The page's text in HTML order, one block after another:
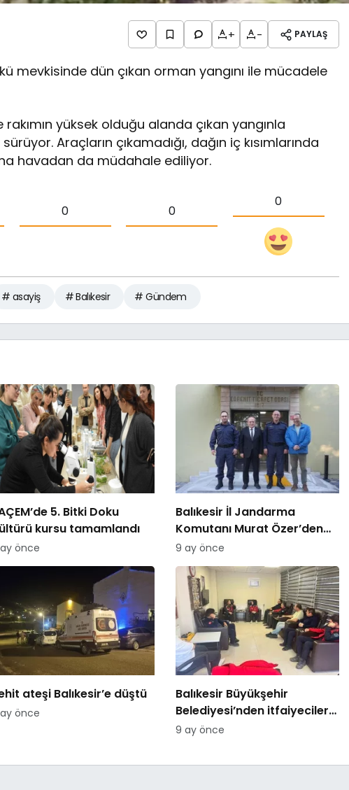
+ - PAYLAŞ
mevkisinde dün çıkan orman yangını ile mücadele
yüksek olduğu alanda çıkan yangınla
Araçların çıkamadığı, dağın iç kısımlarında
havadan da müdahale ediliyor.
0 0
0
# asayiş # Balıkesir # Gündem
5. Bitki Doku
kursu tamamlandı
önce
Balıkesir İl Jandarma
Komutanı Murat Özer’den
Edremit Ticaret Odasına
ziyaret
9 ay önce
ateşi Balıkesir’e düştü
önce
Balıkesir Büyükşehir
Belediyesi’nden itfaiyecilere
psikolojik destek
9 ay önce